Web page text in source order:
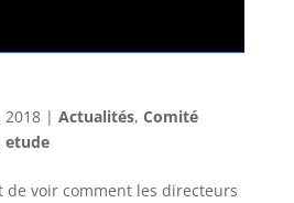
2018| Actualités, Comité
etude
de voir comment les directeurs